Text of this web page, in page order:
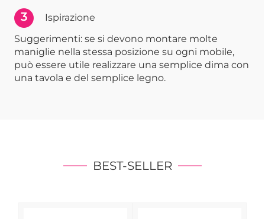
3
Ispirazione
Suggerimenti: se si devono montare molte
maniglie nella stessa posizione su ogni mobile,
può essere utile realizzare una semplice dima con
una tavola e del semplice legno.
BEST-SELLER